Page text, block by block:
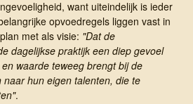
want uiteindelijk is ieder
opvoedregels liggen vast in
met als visie: "Dat de
dagelijkse praktijk een diep gevoel
waarde teweeg brengt bij de
hun eigen talenten, die te
.